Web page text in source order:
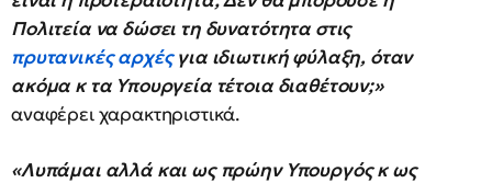
Πολιτεία να δώσει τη δυνατότητα στις
πρυτανικές αρχέςγια ιδιωτική φύλαξη, όταν
ακόμα κ τα Υπουργεία τέτοια διαθέτουν;»
αναφέρει χαρακτηριστικά.
«Λυπάμαι αλλά και ως πρώην Υπουργός κ ως